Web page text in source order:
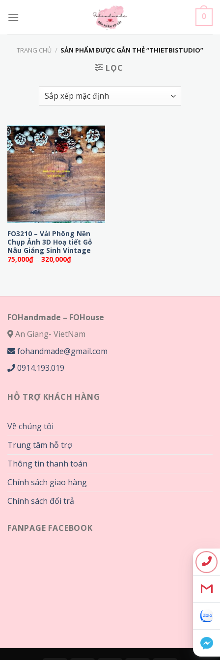
0
TRANG CHỦ / SẢN PHẨM ĐƯỢC GẮN THẺ “THIETBISTUDIO”
LỌC
FO3210 – Vải Phông Nền
Chụp Ảnh 3D Hoạ tiết Gỗ
Nâu Giáng Sinh Vintage
75,000₫ – 320,000₫Khoảng
giá:
FOHandmade – FOHouse
An Giang- VietNam
fohandmade@gmail.com
0914.193.019
HỖ TRỢ KHÁCH HÀNG
Về chúng tôi
Trung tâm hỗ trợ
Thông tin thanh toán
Chính sách giao hàng
Chính sách đổi trả
FANPAGE FACEBOOK